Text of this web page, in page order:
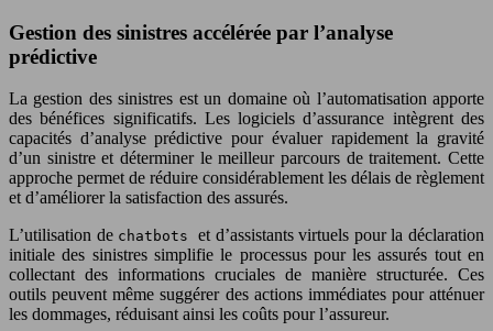
Gestion des sinistres accélérée par l’analyse
prédictive
La gestion des sinistres est un domaine où l’automatisation apporte
des bénéfices significatifs. Les logiciels d’assurance intègrent des
capacités d’analyse prédictive pour évaluer rapidement la gravité
d’un sinistre et déterminer le meilleur parcours de traitement. Cette
approche permet de réduire considérablement les délais de règlement
et d’améliorer la satisfaction des assurés.
L’utilisation de chatbots et d’assistants virtuels pour la déclaration
initiale des sinistres simplifie le processus pour les assurés tout en
collectant des informations cruciales de manière structurée. Ces
outils peuvent même suggérer des actions immédiates pour atténuer
les dommages, réduisant ainsi les coûts pour l’assureur.